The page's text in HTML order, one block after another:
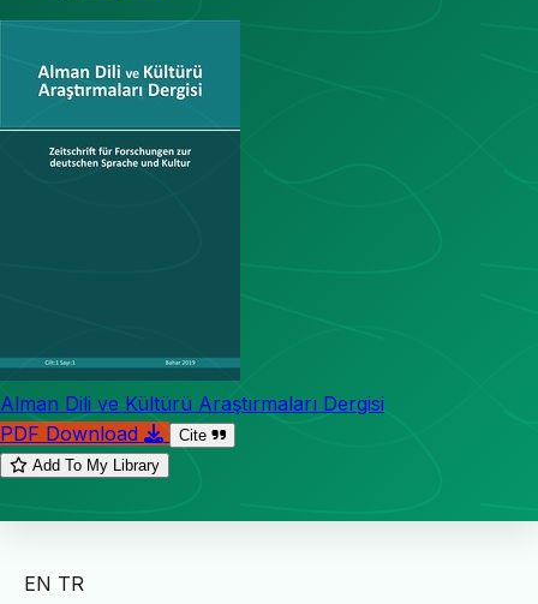
Alman Dili ve Kültürü Araştırmaları Dergisi
PDF Download
Cite
Add To My Library
EN TR